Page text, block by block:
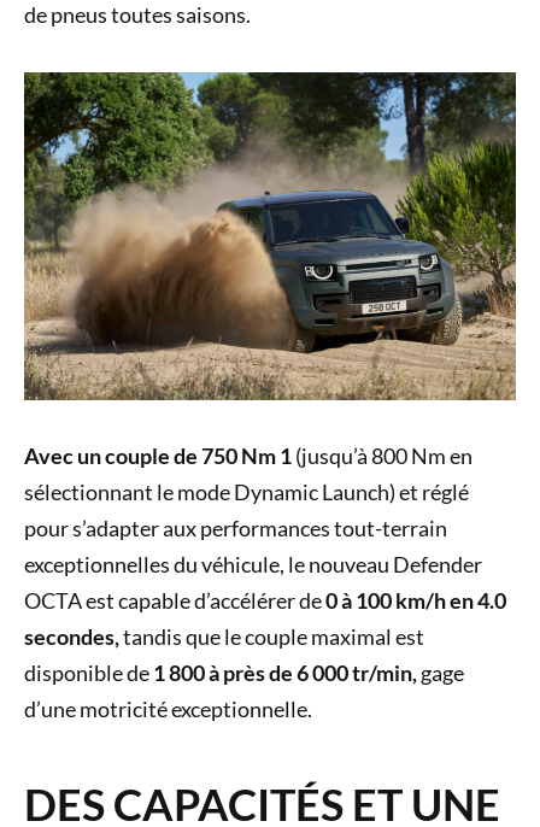
de pneus toutes saisons.
Avec un couple de 750 Nm 1(jusqu’à 800 Nm en
sélectionnant le mode Dynamic Launch) et réglé
pour s’adapter aux performances tout-terrain
exceptionnelles du véhicule, le nouveau Defender
OCTA est capable d’accélérer de0 à 100 km/h en 4.0
secondes,tandis que le couple maximal est
disponible de1 800 à près de 6 000 tr/min,gage
d’une motricité exceptionnelle.
DES CAPACITÉS ET UNE